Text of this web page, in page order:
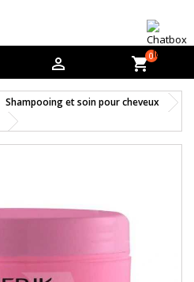
 shopping_cart0
Shampooing et soin pour cheveux